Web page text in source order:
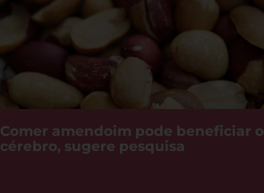
Comer amendoim pode beneficiar o
cérebro, sugere pesquisa